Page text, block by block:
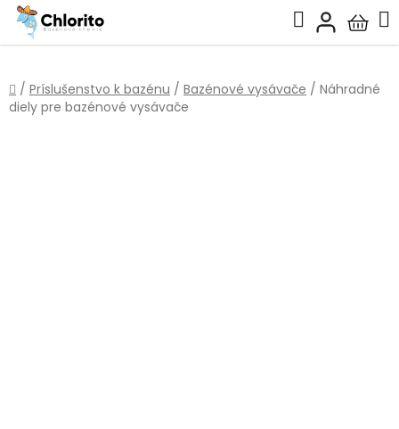
Prejsť
obsah
Hľadať
košík
Domov
/ Príslušenstvo k bazénu / Bazénové vysávače / Náhradné
diely pre bazénové vysávače